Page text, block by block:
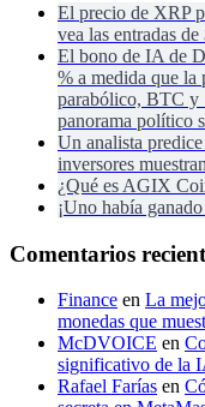
El precio de XRP
vea las entradas
El bono de IA de
% a medida que la
parabólico, BTC y
panorama político
Un analista
inversores
¿Qué es AGIX
¡Uno había
Comentarios
Finance en La
monedas que
McDVOICE en
significativo de la
Rafael Farías en